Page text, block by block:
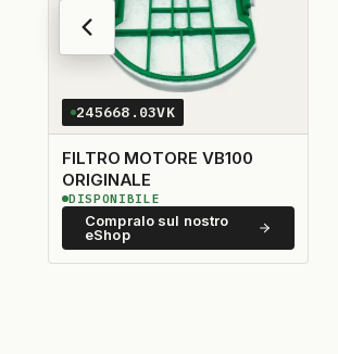
245668.03VK
FILTRO MOTORE VB100
ORIGINALE
Compralo sul nostro
eShop
DISPONIBILE